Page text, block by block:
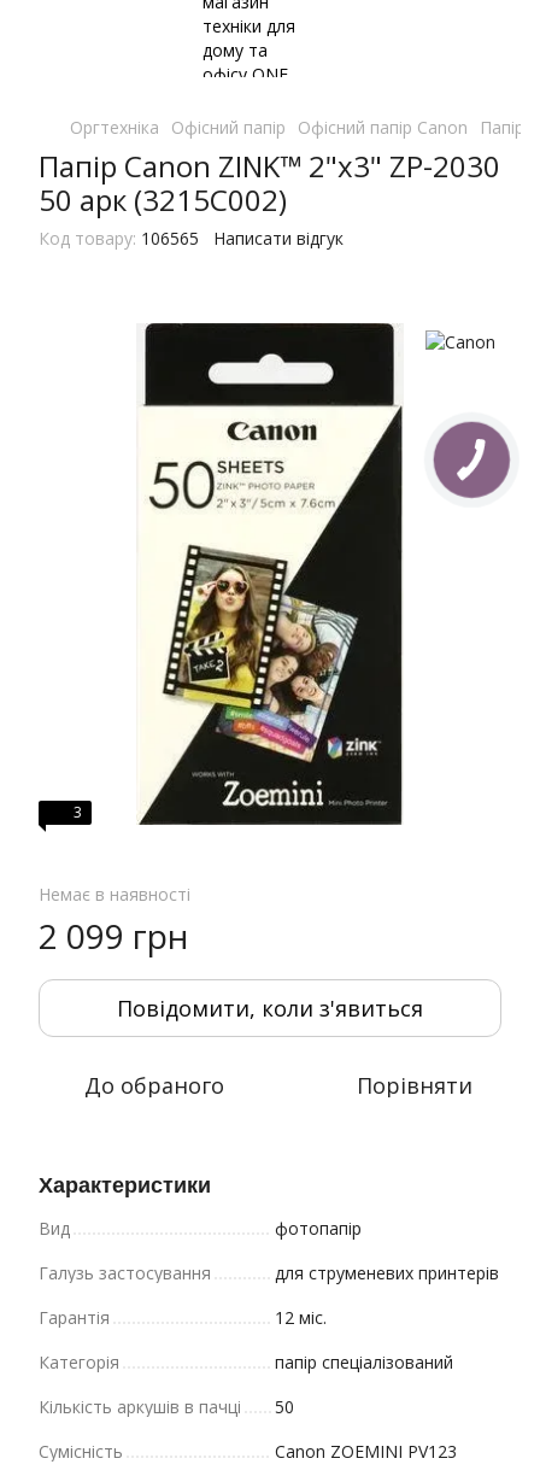
Оргтехніка Офісний папір Офісний папір Canon Папір
Папір Canon ZINK™ 2"x3" ZP-2030
50 арк (3215C002)
Код товару: 106565 Написати відгук
3
Немає в наявності
2 099 грн
Повідомити, коли з'явиться
До обраного Порівняти
Характеристики
Вид
фотопапір
Галузь застосування
для струменевих принтерів
Гарантія
12 міс.
Категорія
папір спеціалізований
Кількість аркушів в пачці
50
Сумісність
Canon ZOEMINI PV123